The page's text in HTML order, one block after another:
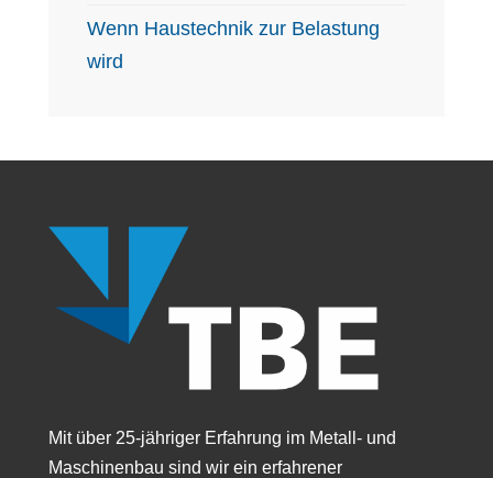
Wenn Haustechnik zur Belastung
wird
Mit über 25-jähriger Erfahrung im Metall- und
Maschinenbau sind wir ein erfahrener